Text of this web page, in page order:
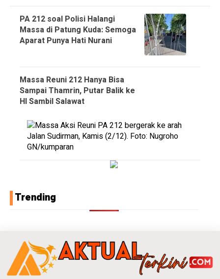
PA 212 soal Polisi Halangi
Massa di Patung Kuda: Semoga
Aparat Punya Hati Nurani
Massa Reuni 212 Hanya Bisa
Sampai Thamrin, Putar Balik ke
HI Sambil Salawat
Trending